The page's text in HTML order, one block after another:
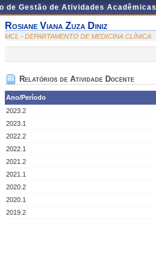
de Gestão de Atividades Acadêmicas
Rosiane Viana Zuza Diniz
MCL - DEPARTAMENTO DE MEDICINA CLÍNICA
Relatórios de Atividade Docente
Ano/Período
2023.2
2023.1
2022.2
2022.1
2021.2
2021.1
2020.2
2020.1
2019.2